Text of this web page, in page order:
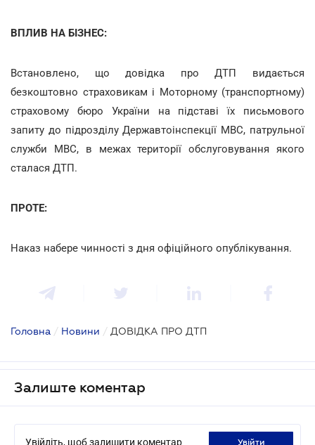
ВПЛИВ НА БІЗНЕС:
Встановлено, що довідка про ДТП видається
безкоштовно страховикам і Моторному (транспортному)
страховому бюро України на підставі їх письмового
запиту до підрозділу Державтоінспекції МВС, патрульної
служби МВС, в межах території обслуговування якого
сталася ДТП.
ПРОТЕ:
Наказ набере чинності з дня офіційного опублікування.
Головна / Новини / ДОВІДКА ПРО ДТП
Залиште коментар
Увійдіть, щоб залишити коментар увійти